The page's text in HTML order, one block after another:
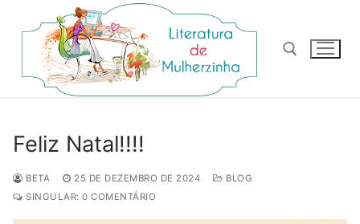
para
conteúdo
Feliz Natal!!!!
BETA 25 DE DEZEMBRO DE 2024
BLOG
SINGULAR: 0 COMENTÁRIO